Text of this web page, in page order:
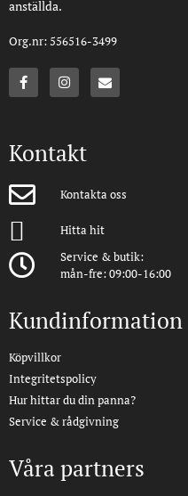
anställda.
Org.nr: 556516-3499
Kontakt
Kontakta oss
Hitta hit
Service & butik:
mån-fre: 09:00-16:00
Kundinformation
Köpvillkor
Integritetspolicy
Hur hittar du din panna?
Service & rådgivning
Våra partners